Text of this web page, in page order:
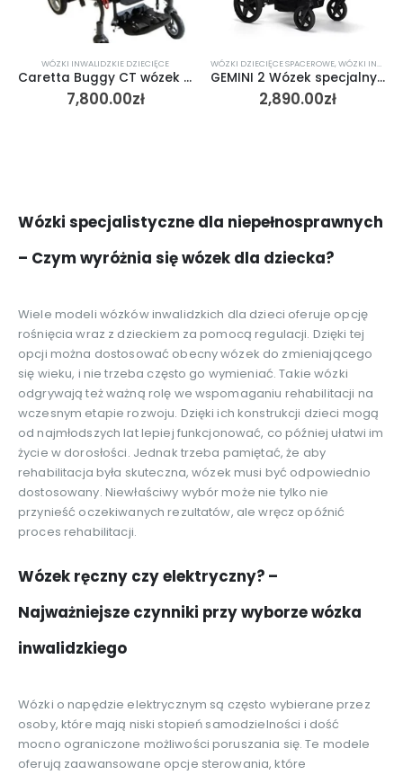
WÓZKI INWALIDZKIE DZIECIĘCE
Caretta Buggy CT wózek inwalidzki specjalny LIW CARE
7,800.00zł
WÓZKI DZIECIĘCE SPACEROWE,WÓZKI INWALIDZKIE
GEMINI 2 Wózek specjalny dla dzieci Vermeiren
2,890.00zł
Wózki specjalistyczne dla niepełnosprawnych
– Czym wyróżnia się wózek dla dziecka?
Wiele modeli wózków inwalidzkich dla dzieci oferuje opcję
rośnięcia wraz z dzieckiem za pomocą regulacji. Dzięki tej
opcji można dostosować obecny wózek do zmieniającego
się wieku, i nie trzeba często go wymieniać. Takie wózki
odgrywają też ważną rolę we wspomaganiu rehabilitacji na
wczesnym etapie rozwoju. Dzięki ich konstrukcji dzieci mogą
od najmłodszych lat lepiej funkcjonować, co później ułatwi im
życie w dorosłości. Jednak trzeba pamiętać, że aby
rehabilitacja była skuteczna, wózek musi być odpowiednio
dostosowany. Niewłaściwy wybór może nie tylko nie
przynieść oczekiwanych rezultatów, ale wręcz opóźnić
proces rehabilitacji.
Wózek ręczny czy elektryczny? –
Najważniejsze czynniki przy wyborze wózka
inwalidzkiego
Wózki o napędzie elektrycznym są często wybierane przez
osoby, które mają niski stopień samodzielności i dość
mocno ograniczone możliwości poruszania się. Te modele
oferują zaawansowane opcje sterowania, które